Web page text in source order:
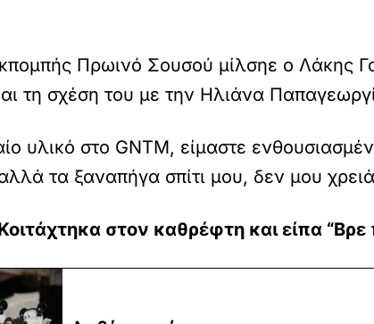
Πρωινό Σουσού μίλσηε ο Λάκης
τη σχέση του με την Ηλιάνα
υλικό στο GNTM, είμαστε
τα ξαναπήγα σπίτι μου, δεν μου
στον καθρέφτη και είπα “Βρε